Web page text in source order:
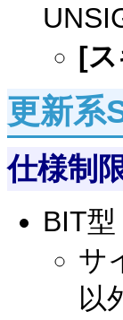
[ス
更新系
仕様制
BIT型
サ
以